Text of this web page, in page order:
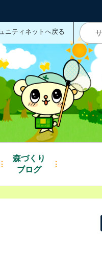
ニティネットへ戻る
森づくり
ブログ